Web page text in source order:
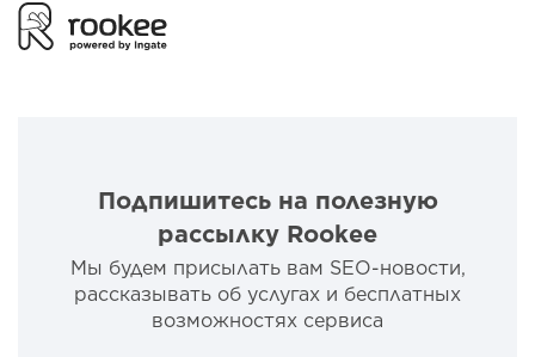
Подпишитесь на полезную
рассылку Rookee
Мы будем присылать вам SEO-новости,
рассказывать об услугах и бесплатных
возможностях сервиса